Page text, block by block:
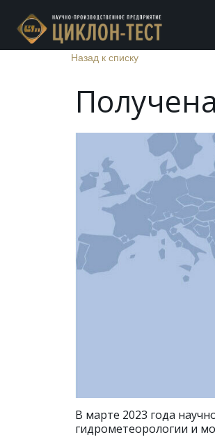
Назад к списку
В марте 2023 года
гидрометеорологии и